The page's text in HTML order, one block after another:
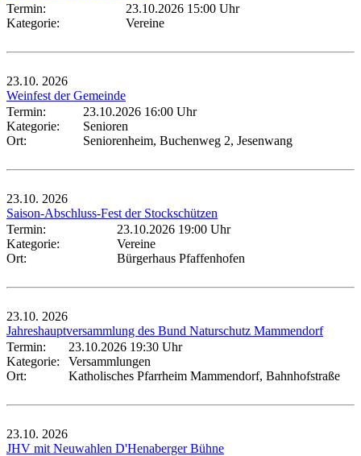
Termin:
23.10.2026 15:00 Uhr
Kategorie:
Vereine
23.10. 2026
Weinfest der Gemeinde
Termin:
23.10.2026 16:00 Uhr
Kategorie:
Senioren
Ort:
Seniorenheim, Buchenweg 2, Jesenwang
23.10. 2026
Saison-Abschluss-Fest der Stockschützen
Termin:
23.10.2026 19:00 Uhr
Kategorie:
Vereine
Ort:
Bürgerhaus Pfaffenhofen
23.10. 2026
Jahreshauptversammlung des Bund Naturschutz Mammendorf
Termin:
23.10.2026 19:30 Uhr
Kategorie:
Versammlungen
Ort:
Katholisches Pfarrheim Mammendorf, Bahnhofstraße
23.10. 2026
JHV mit Neuwahlen D'Henaberger Bühne